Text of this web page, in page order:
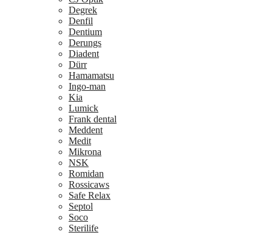
Degrek
Denfil
Dentium
Derungs
Diadent
Dürr
Hamamatsu
Ingo-man
Kia
Lumick
Frank dental
Meddent
Medit
Mikrona
NSK
Romidan
Rossicaws
Safe Relax
Septol
Soco
Sterilife